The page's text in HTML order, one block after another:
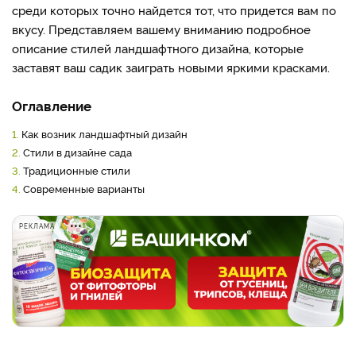
среди которых точно найдется тот, что придется вам по
вкусу. Представляем вашему вниманию подробное
описание стилей ландшафтного дизайна, которые
заставят ваш садик заиграть новыми яркими красками.
Оглавление
1. Как возник ландшафтный дизайн
2. Стили в дизайне сада
3. Традиционные стили
4. Современные варианты
РЕКЛАМА